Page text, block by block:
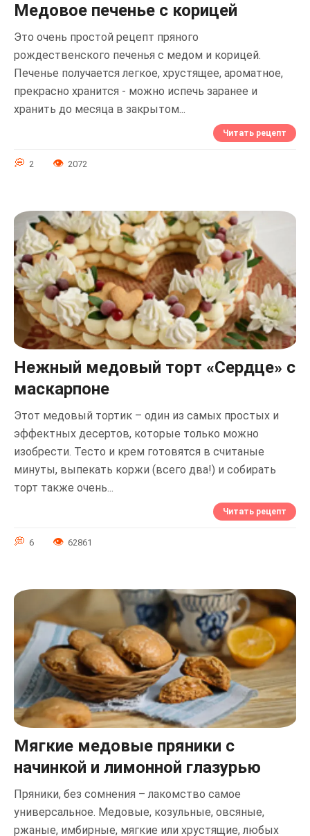
Медовое печенье с корицей
Это очень простой рецепт пряного
рождественского печенья с медом и корицей.
Печенье получается легкое, хрустящее, ароматное,
прекрасно хранится - можно испечь заранее и
хранить до месяца в закрытом...
Читать рецепт
2 2072
Нежный медовый торт «Сердце» с
маскарпоне
Этот медовый тортик – один из самых простых и
эффектных десертов, которые только можно
изобрести. Тесто и крем готовятся в считаные
минуты, выпекать коржи (всего два!) и собирать
торт также очень...
Читать рецепт
6 62861
Мягкие медовые пряники с
начинкой и лимонной глазурью
Пряники, без сомнения – лакомство самое
универсальное. Медовые, козульные, овсяные,
ржаные, имбирные, мягкие или хрустящие, любых